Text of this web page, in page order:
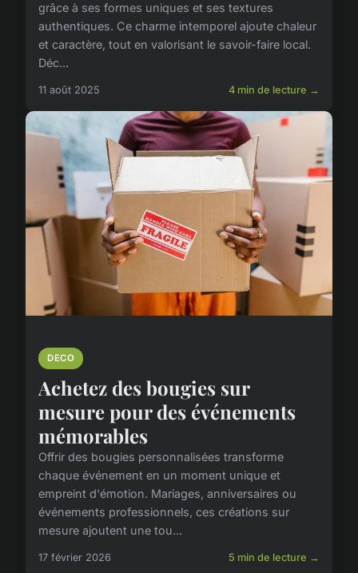
grâce à ses formes uniques et ses textures
authentiques. Ce charme intemporel ajoute chaleur
et caractère, tout en valorisant le savoir-faire local.
Déc...
11 août 2025 4 min de lecture →
DECO
Achetez des bougies sur
mesure pour des événements
mémorables
Offrir des bougies personnalisées transforme
chaque événement en un moment unique et
empreint d'émotion. Mariages, anniversaires ou
événements professionnels, ces créations sur
mesure ajoutent une tou...
17 février 2026 5 min de lecture →